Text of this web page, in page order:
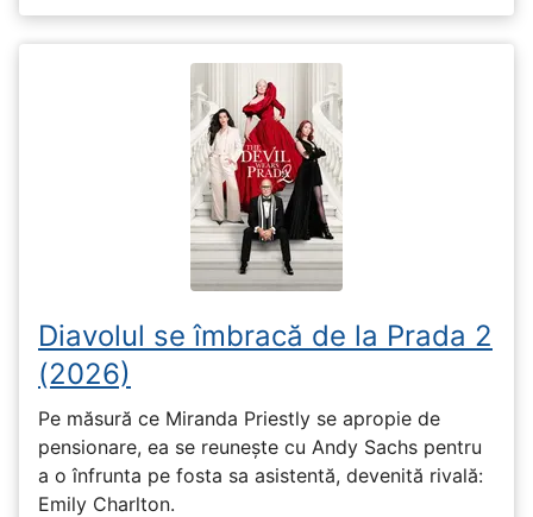
Diavolul se îmbracă de la Prada 2
(2026)
Pe măsură ce Miranda Priestly se apropie de
pensionare, ea se reunește cu Andy Sachs pentru
a o înfrunta pe fosta sa asistentă, devenită rivală:
Emily Charlton.